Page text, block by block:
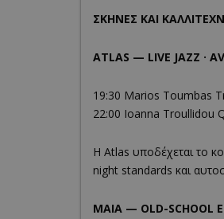
ΣΚΗΝΕΣ ΚΑΙ
ATLAS — LIVE JAZZ ·
19:30 Marios Toumbas
22:00 Ioanna Troullidou
Η Atlas υποδέχεται το
night standards και
MAIA — OLD-SCHOOL